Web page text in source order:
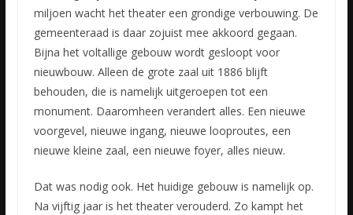
miljoen wacht het theater een grondige verbouwing. De
gemeenteraad is daar zojuist mee akkoord gegaan.
Bijna het voltallige gebouw wordt gesloopt voor
nieuwbouw. Alleen de grote zaal uit 1886 blijft
behouden, die is namelijk uitgeroepen tot een
monument. Daaromheen verandert alles. Een nieuwe
voorgevel, nieuwe ingang, nieuwe looproutes, een
nieuwe kleine zaal, een nieuwe foyer, alles nieuw.
Dat was nodig ook. Het huidige gebouw is namelijk op.
Na vijftig jaar is het theater verouderd. Zo kampt het